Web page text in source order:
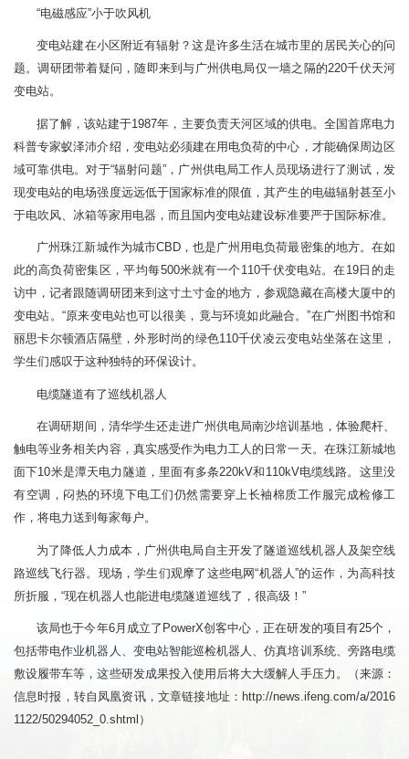
“电磁感应”小于吹风机
变电站建在小区附近有辐射？这是许多生活在城市里的居民关心的问
题。调研团带着疑问，随即来到与广州供电局仅一墙之隔的220千伏天河
变电站。
据了解，该站建于1987年，主要负责天河区域的供电。全国首席电力
科普专家蚁泽沛介绍，变电站必须建在用电负荷的中心，才能确保周边区
域可靠供电。对于“辐射问题”，广州供电局工作人员现场进行了测试，发
现变电站的电场强度远远低于国家标准的限值，其产生的电磁辐射甚至小
于电吹风、冰箱等家用电器，而且国内变电站建设标准要严于国际标准。
广州珠江新城作为城市CBD，也是广州用电负荷最密集的地方。在如
此的高负荷密集区，平均每500米就有一个110千伏变电站。在19日的走
访中，记者跟随调研团来到这寸土寸金的地方，参观隐藏在高楼大厦中的
变电站。“原来变电站也可以很美，竟与环境如此融合。”在广州图书馆和
丽思卡尔顿酒店隔壁，外形时尚的绿色110千伏凌云变电站坐落在这里，
学生们感叹于这种独特的环保设计。
电缆隧道有了巡线机器人
在调研期间，清华学生还走进广州供电局南沙培训基地，体验爬杆、
触电等业务相关内容，真实感受作为电力工人的日常一天。在珠江新城地
面下10米是潭天电力隧道，里面有多条220kV和110kV电缆线路。这里没
有空调，闷热的环境下电工们仍然需要穿上长袖棉质工作服完成检修工
作，将电力送到每家每户。
为了降低人力成本，广州供电局自主开发了隧道巡线机器人及架空线
路巡线飞行器。现场，学生们观摩了这些电网“机器人”的运作，为高科技
所折服，“现在机器人也能进电缆隧道巡线了，很高级！”
该局也于今年6月成立了PowerX创客中心，正在研发的项目有25个，
包括带电作业机器人、变电站智能巡检机器人、仿真培训系统、旁路电缆
敷设履带车等，这些研发成果投入使用后将大大缓解人手压力。（来源：
信息时报，转自凤凰资讯，文章链接地址： http://news.ifeng.com/a/2016
1122/50294052_0.shtml ）